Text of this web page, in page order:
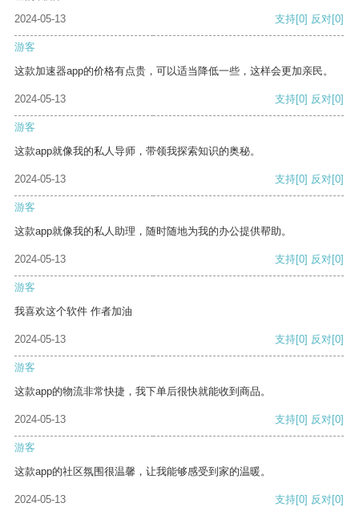
2024-05-13
支持[0] 反对[0]
游客
这款加速器app的价格有点贵，可以适当降低一些，这样会更加亲民。
2024-05-13 支持[0] 反对[0]
游客
这款app就像我的私人导师，带领我探索知识的奥秘。
2024-05-13 支持[0] 反对[0]
游客
这款app就像我的私人助理，随时随地为我的办公提供帮助。
2024-05-13 支持[0] 反对[0]
游客
我喜欢这个软件 作者加油
2024-05-13 支持[0] 反对[0]
游客
这款app的物流非常快捷，我下单后很快就能收到商品。
2024-05-13 支持[0] 反对[0]
游客
这款app的社区氛围很温馨，让我能够感受到家的温暖。
2024-05-13 支持[0] 反对[0]